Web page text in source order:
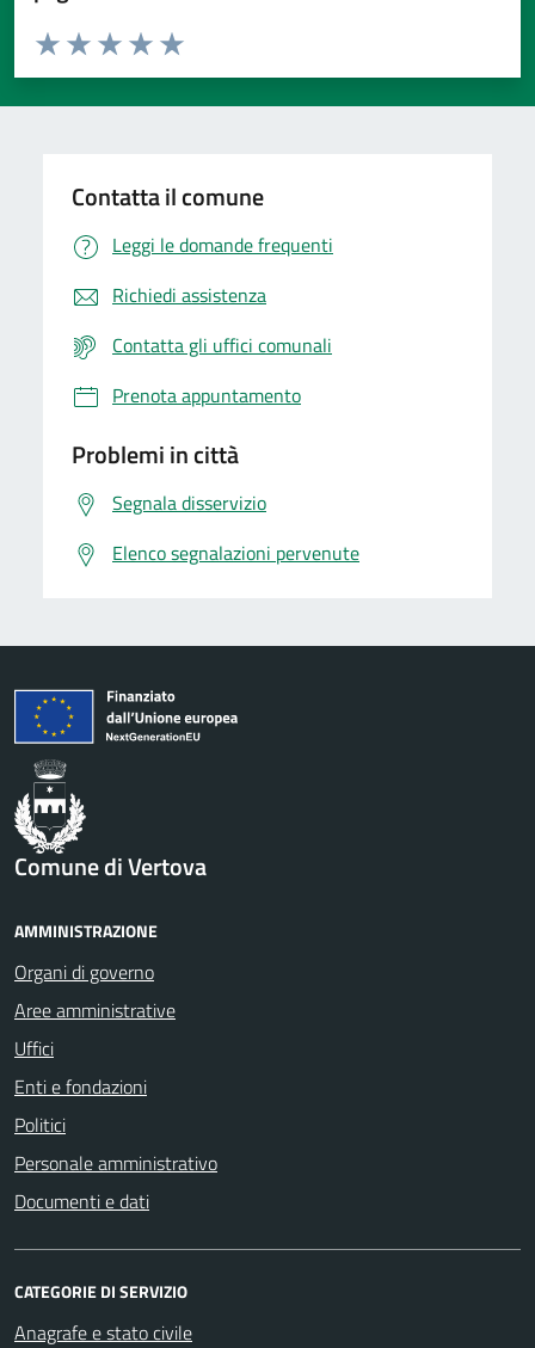
Valuta da 1 a 5 stelle la pagina
Valuta 5 stelle su 5
Valuta 4 stelle su 5
Valuta 3 stelle su 5
Valuta 2 stelle su 5
Valuta 1 stelle su 5
Contatta il comune
Leggi le domande frequenti
Richiedi assistenza
Contatta gli uffici comunali
Prenota appuntamento
Problemi in città
Segnala disservizio
Elenco segnalazioni pervenute
Comune di Vertova
AMMINISTRAZIONE
Organi di governo
Aree amministrative
Uffici
Enti e fondazioni
Politici
Personale amministrativo
Documenti e dati
CATEGORIE DI SERVIZIO
Anagrafe e stato civile